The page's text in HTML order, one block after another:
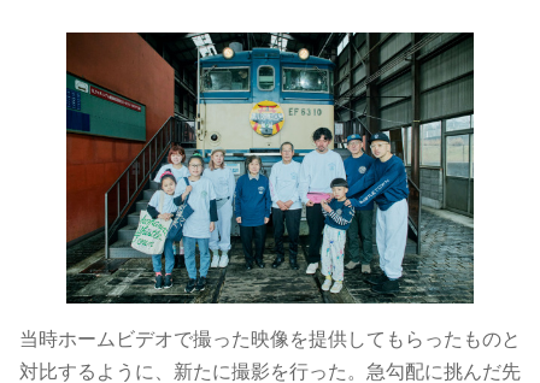
当時ホームビデオで撮った映像を提供してもらったものと
対比するように、新たに撮影を行った。急勾配に挑んだ先